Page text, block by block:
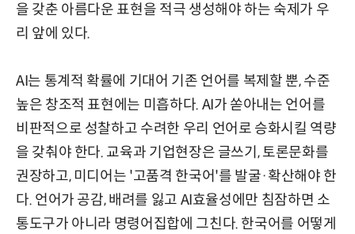
을 갖춘 아름다운 표현을 적극 생성해야 하는 숙제가 우
리 앞에 있다.
AI는 통계적 확률에 기대어 기존 언어를 복제할 뿐, 수준
높은 창조적 표현에는 미흡하다. AI가 쏟아내는 언어를
비판적으로 성찰하고 수려한 우리 언어로 승화시킬 역량
을 갖춰야 한다. 교육과 기업현장은 글쓰기, 토론문화를
권장하고, 미디어는 '고품격 한국어'를 발굴·확산해야 한
다. 언어가 공감, 배려를 잃고 AI효율성에만 침잠하면 소
통도구가 아니라 명령어집합에 그친다. 한국어를 어떻게